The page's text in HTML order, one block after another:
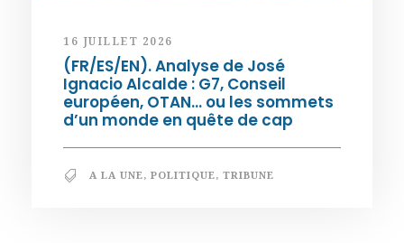
16 JUILLET 2026
(FR/ES/EN). Analyse de José
Ignacio Alcalde : G7, Conseil
européen, OTAN… ou les sommets
d’un monde en quête de cap
A LA UNE, POLITIQUE, TRIBUNE